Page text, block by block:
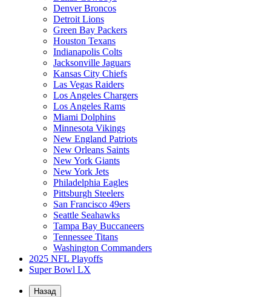
Denver Broncos
Detroit Lions
Green Bay Packers
Houston Texans
Indianapolis Colts
Jacksonville Jaguars
Kansas City Chiefs
Las Vegas Raiders
Los Angeles Chargers
Los Angeles Rams
Miami Dolphins
Minnesota Vikings
New England Patriots
New Orleans Saints
New York Giants
New York Jets
Philadelphia Eagles
Pittsburgh Steelers
San Francisco 49ers
Seattle Seahawks
Tampa Bay Buccaneers
Tennessee Titans
Washington Commanders
2025 NFL Playoffs
Super Bowl LX
Назад